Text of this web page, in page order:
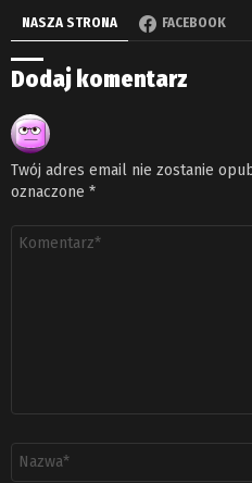
NASZA STRONA FACEBOOK
Dodaj komentarz
Twój adres email nie zostanie
oznaczone *